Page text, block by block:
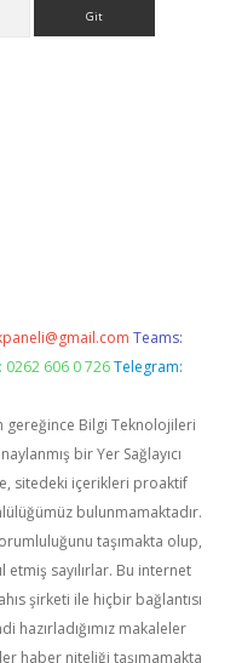
Teams:
606 0 726 Telegram:
gereğince Bilgi Teknolojileri
bir Yer Sağlayıcı
sitedeki içerikleri proaktif
bulunmamaktadır.
taşımakta olup,
sayılırlar. Bu internet
şirketi ile hiçbir bağlantısı
hazırladığımız makaleler
haber niteliği taşımamakta